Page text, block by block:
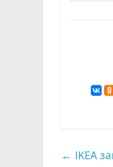
← IKEA